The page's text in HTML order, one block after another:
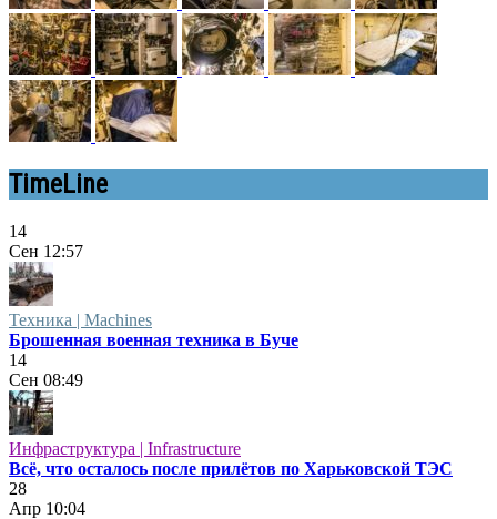
TimeLine
14
Сен 12:57
Техника | Machines
Брошенная военная техника в Буче
14
Сен 08:49
Инфраструктура | Infrastructure
Всё, что осталось после прилётов по Харьковской ТЭС
28
Апр 10:04